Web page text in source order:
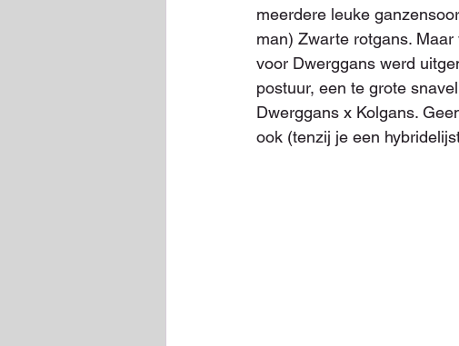
meerdere leuke
man) Zwarte rotgans.
voor Dwerggans werd
postuur, een te grote
Dwerggans x Kolgans.
ook (tenzij je een